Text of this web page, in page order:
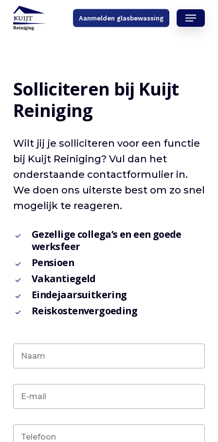
Skip
Aanmelden glasbewassing Menu
Solliciteren bij Kuijt
Reiniging
Wilt jij je solliciteren voor een functie
bij Kuijt Reiniging? Vul dan het
onderstaande contactformulier in.
We doen ons uiterste best om zo snel
mogelijk te reageren.
Gezellige collega’s en een goede
werksfeer
Pensioen
Vakantiegeld
Eindejaarsuitkering
Reiskostenvergoeding